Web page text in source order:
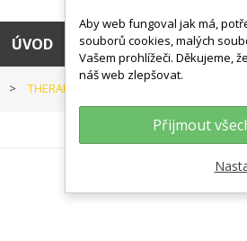
ÚVOD NEJPRODÁVANĚJŠÍ
THERABAND Tubing - Speciálně Silný
Aby web fungoval jak má,
souborů cookies, malých
Vašem prohlížeči. Děkujeme,
náš web zlepšovat.
Přijmout